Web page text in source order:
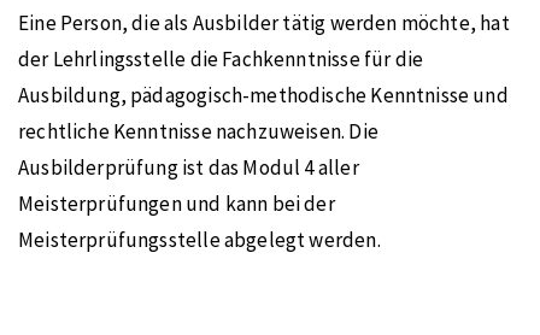
Eine Person, die als Ausbilder tätig werden möchte, hat
der Lehrlingsstelle die Fachkenntnisse für die
Ausbildung, pädagogisch-methodische Kenntnisse und
rechtliche Kenntnisse nachzuweisen. Die
Ausbilderprüfung ist das Modul 4 aller
Meisterprüfungen und kann bei der
Meisterprüfungsstelle abgelegt werden.